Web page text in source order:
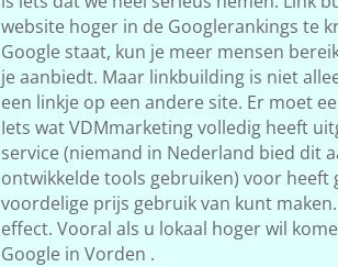
website hoger in de Googlerankings te
Google staat, kun je meer mensen
je aanbiedt. Maar linkbuilding is niet
een linkje op een andere site. Er moet
Iets wat VDMmarketing volledig heeft
service (niemand in Nederland bied dit
ontwikkelde tools gebruiken) voor heeft
voordelige prijs gebruik van kunt
effect. Vooral als u lokaal hoger wil
Google in Vorden .